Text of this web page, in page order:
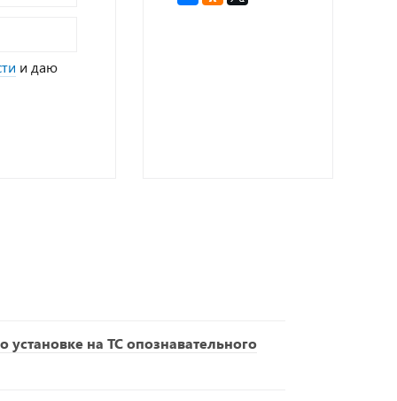
и даю
установке на ТС опознавательного